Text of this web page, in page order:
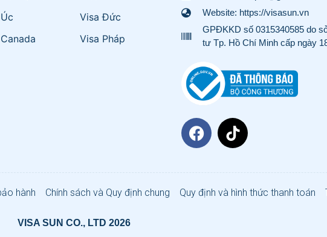
Visa Đức
Visa Pháp
Website: https://visasun.vn
GPĐKKD số 0315340585 do
tư Tp. Hồ Chí Minh cấp ngày
hành Chính sách và Quy định chung Quy định và hình thức thanh toán
VISA SUN CO., LTD 2026